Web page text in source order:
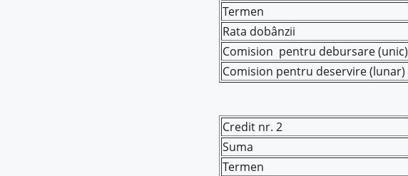
Termen
Rata dobânzii
Comision pentru debursare (unic)
Comision pentru deservire (lunar)
Credit nr. 2
Suma
Termen